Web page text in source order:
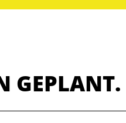
GEPLANT.